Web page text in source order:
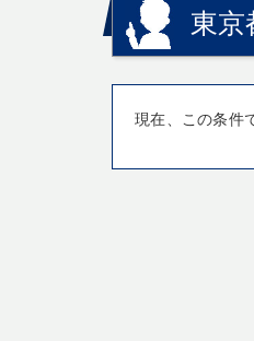
東
現在、この条件